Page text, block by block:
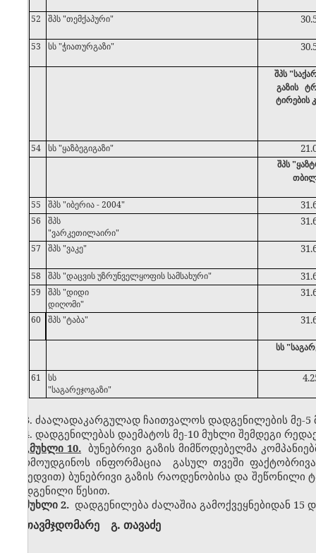
52 შპს "თემქაპური"
53 სს "ჭიათურგაზი"
შპს
გაზის
ტირების
54 სს "ყაზბეგიგაზი"
შპს
55 შპს "იბერია - 2004"
56
შპს
"ვარკეთილაირი"
57 შპს "ვაკე"
58 შპს "დაცვის უზრუნველყოფის სამსახური"
59
შპს "დიდი
დიღომი"
60 შპს "ტაბა"
სს
61
სს
"საგარეჯოგაზი"
3. ძაალადაკარგულად ჩაითვალოს დადგენილების მე-5
4. დადგენილებას დაემატოს მე-10 მუხლი შემდეგი
,,მუხლი 10. ბუნებრივი გაზის მიმწოდებელმა
წარმოუდგინოს ინფორმაცია გასულ თვეში
მიხედვით) ბუნებრივი გაზის რაოდენობისა და
დადგენილი წესით.
მუხლი 2.დადგენილება ძალაშია გამოქვეყნებიდან 15
თავმჯდომარე გ. თავაძე